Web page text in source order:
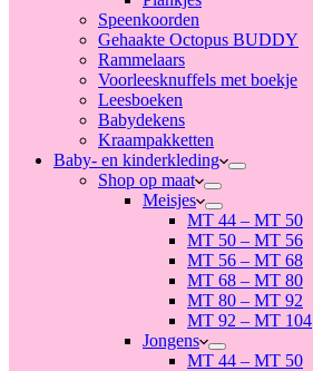
Speenkoorden
Gehaakte Octopus BUDDY
Rammelaars
Voorleesknuffels met boekje
Leesboeken
Babydekens
Kraampakketten
Baby- en kinderkleding
Shop op maat
Meisjes
MT 44 – MT 50
MT 50 – MT 56
MT 56 – MT 68
MT 68 – MT 80
MT 80 – MT 92
MT 92 – MT 104
Jongens
MT 44 – MT 50